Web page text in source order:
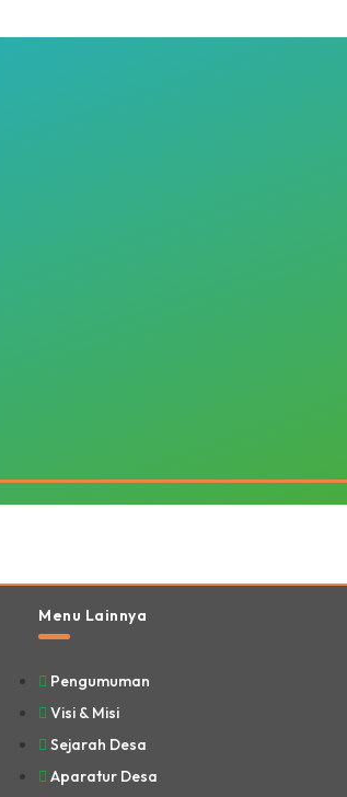
Menu Lainnya
Pengumuman
Visi & Misi
Sejarah Desa
Aparatur Desa